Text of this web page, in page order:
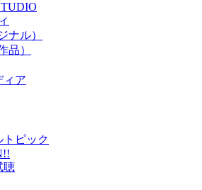
ナル）
品）
ィア
トピック
聴